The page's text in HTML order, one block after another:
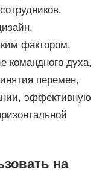
фактором,
командного духа,
перемен,
эффективную
на